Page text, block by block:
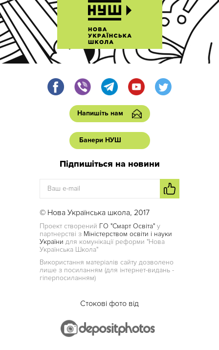
Напишіть нам
Банери НУШ
Підпишіться на новини
© Нова Українська школа, 2017
Проект створений ГО "Смарт Освіта" у
партнерстві з Міністерством освіти і науки
України для комунікації реформи "Нова
Українська Школа"
Використання матеріалів сайту дозволено
лише з посиланням (для інтернет-видань -
гіперпосиланням)
Стокові фото від